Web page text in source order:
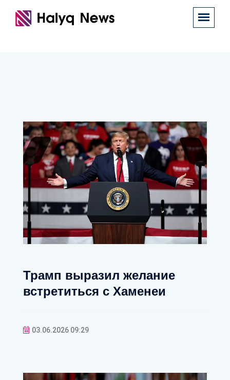
Трамп выразил желание
встретиться с Хаменеи
03.06.2026 09:29